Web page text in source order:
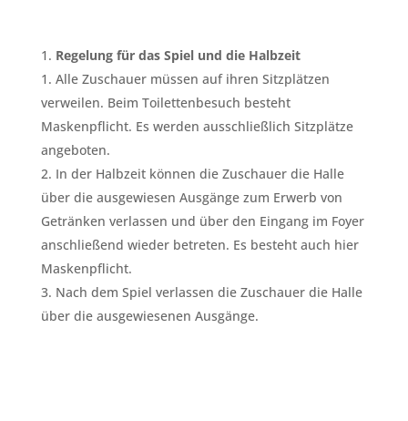
Regelung für das Spiel und die Halbzeit
Alle Zuschauer müssen auf ihren Sitzplätzen
verweilen. Beim Toilettenbesuch besteht
Maskenpflicht. Es werden ausschließlich Sitzplätze
angeboten.
In der Halbzeit können die Zuschauer die Halle
über die ausgewiesen Ausgänge zum Erwerb von
Getränken verlassen und über den Eingang im Foyer
anschließend wieder betreten. Es besteht auch hier
Maskenpflicht.
Nach dem Spiel verlassen die Zuschauer die Halle
über die ausgewiesenen Ausgänge.